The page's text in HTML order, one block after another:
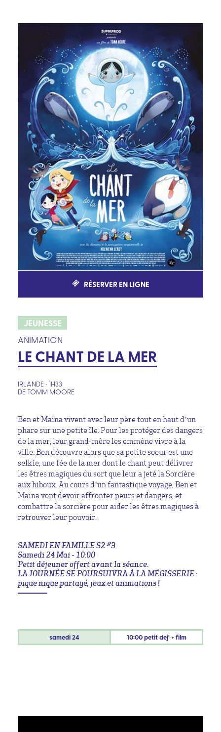
RÉSERVER EN LIGNE
JEUNESSE
ANIMATION
LE CHANT DE LA MER
IRLANDE • 1H33
DE TOMM MOORE
Ben et Maïna vivent avec leur père tout en haut d’un
phare sur une petite île. Pour les protéger des dangers
de la mer, leur grand-mère les emmène vivre à la
ville. Ben découvre alors que sa petite soeur est une
selkie, une fée de la mer dont le chant peut délivrer
les êtres magiques du sort que leur a jeté la Sorcière
aux hiboux. Au cours d’un fantastique voyage, Ben et
Maïna vont devoir affronter peurs et dangers, et
combattre la sorcière pour aider les êtres magiques à
retrouver leur pouvoir.
SAMEDI EN FAMILLE S2 #3
Samedi 24 Mai - 10:00
Petit déjeuner offert avant la séance.
LA JOURNÉE SE POURSUIVRA À LA MÉGISSERIE :
pique nique partagé, jeux et animations !
samedi24 10:00 petit dej' + film